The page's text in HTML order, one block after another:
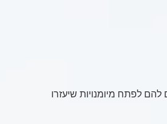
לפתח מיומנויות שיעזרו